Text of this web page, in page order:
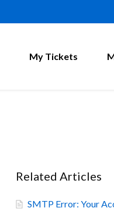
My Tickets
Related Articles
SMTP Error: Your